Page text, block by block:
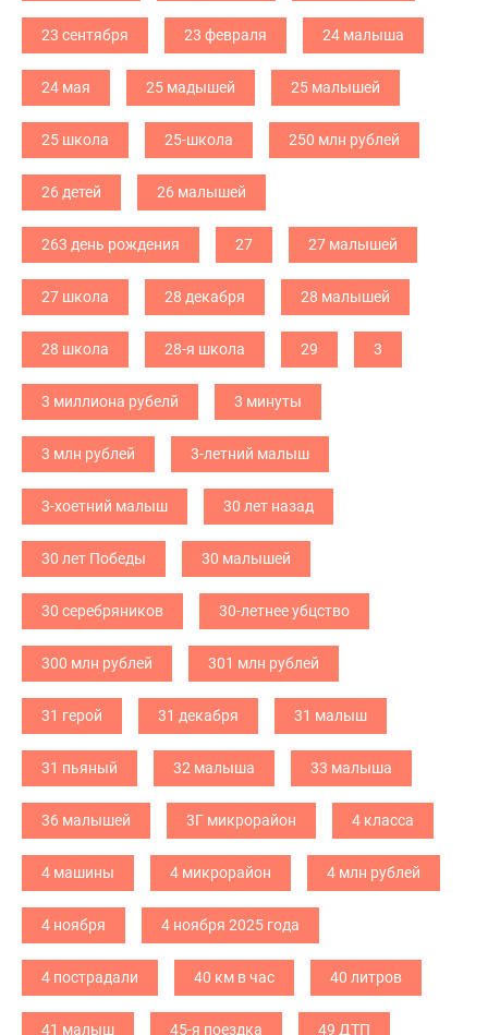
23 сентября 23 февраля 24 малыша
24 мая 25 мадышей 25 малышей
25 школа 25-школа 250 млн рублей
26 детей 26 малышей
263 день рождения 27 27 малышей
27 школа 28 декабря 28 малышей
28 школа 28-я школа 29 3
3 миллиона рубелй 3 минуты
3 млн рублей 3-летний малыш
3-хоетний малыш 30 лет назад
30 лет Победы 30 малышей
30 серебряников 30-летнее убцство
300 млн рублей 301 млн рублей
31 герой 31 декабря 31 малыш
31 пьяный 32 малыша 33 малыша
36 малышей 3Г микрорайон 4 класса
4 машины 4 микрорайон 4 млн рублей
4 ноября 4 ноября 2025 года
4 пострадали 40 км в час 40 литров
41 малыш 45-я поездка 49 ДТП